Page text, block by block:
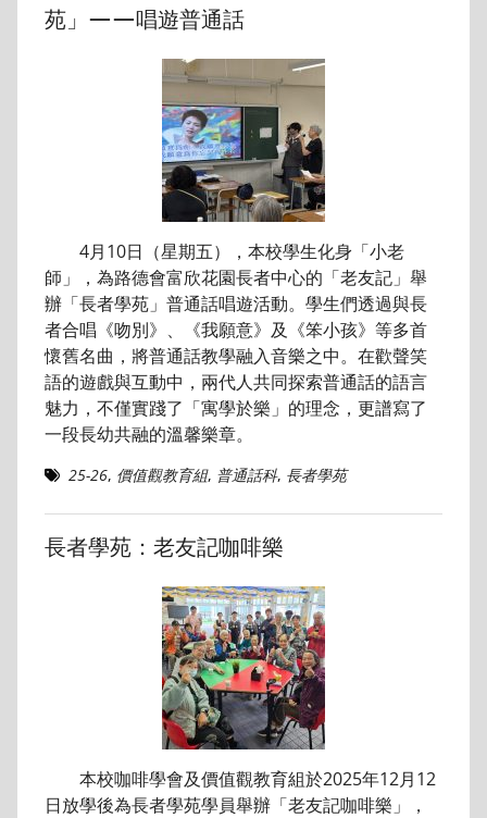
苑」——唱遊普通話
4月10日（星期五），本校學生化身「小老
師」，為路德會富欣花園長者中心的「老友記」舉
辦「長者學苑」普通話唱遊活動。學生們透過與長
者合唱《吻別》、《我願意》及《笨小孩》等多首
懷舊名曲，將普通話教學融入音樂之中。在歡聲笑
語的遊戲與互動中，兩代人共同探索普通話的語言
魅力，不僅實踐了「寓學於樂」的理念，更譜寫了
一段長幼共融的溫馨樂章。
25-26, 價值觀教育組, 普通話科, 長者學苑
長者學苑：老友記咖啡樂
本校咖啡學會及價值觀教育組於2025年12月12
日放學後為長者學苑學員舉辦「老友記咖啡樂」，